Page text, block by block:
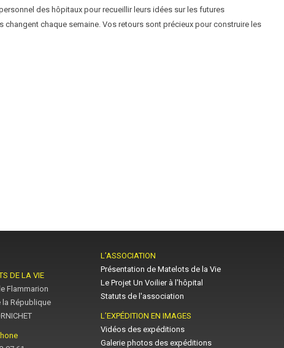
des hôpitaux pour recueillir leurs idées sur les futures
chaque semaine. Vos retours sont précieux pour construire les
DE LA VIE
Flammarion
la République
L’ASSOCIATION
Présentation de Matelots de la Vie
Le Projet Un Voilier à l'hôpital
Statuts de l'association
L’EXPÉDITION EN IMAGES
Vidéos des expéditions
Galerie photos des expéditions